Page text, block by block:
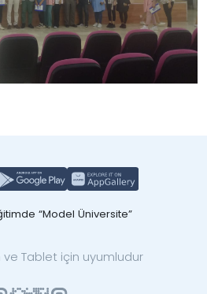
“Model Üniversite”
ve Tablet için uyumludur